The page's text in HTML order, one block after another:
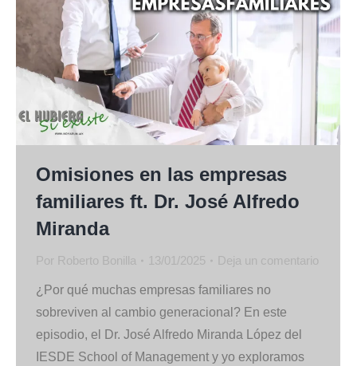
Omisiones en las empresas
familiares ft. Dr. José Alfredo
Miranda
Por Roberto Bonilla 13/01/2025 Deja un comentario
¿Por qué muchas empresas familiares no
sobreviven al cambio generacional? En este
episodio, el Dr. José Alfredo Miranda López del
IESDE School of Management y yo exploramos